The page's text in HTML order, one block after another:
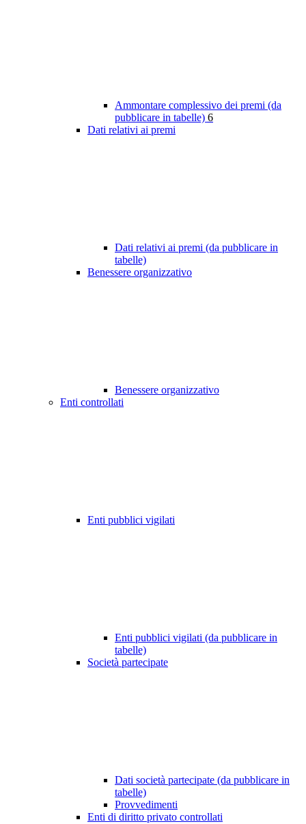
Ammontare complessivo dei premi (da
pubblicare in tabelle) 6
Dati relativi ai premi
Dati relativi ai premi (da pubblicare in
tabelle)
Benessere organizzativo
Benessere organizzativo
Enti controllati
Enti pubblici vigilati
Enti pubblici vigilati (da pubblicare in
tabelle)
Società partecipate
Dati società partecipate (da pubblicare in
tabelle)
Provvedimenti
Enti di diritto privato controllati